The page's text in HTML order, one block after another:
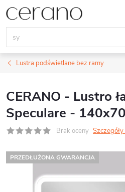
Przejść
do
treści
Lustra podświetlane bez ramy
CERANO - Lustro
Speculare -
Brak oceny
PRZEDŁUŻONA GWARANCJA